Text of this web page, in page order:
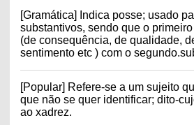
[Gramática] Indica posse; usado
substantivos, sendo que o
(de consequência, de qualidade,
sentimento etc ) com o
[Popular] Refere-se a um sujeito
que não se quer identificar; dito-
ao xadrez.